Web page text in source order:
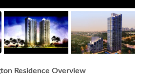
Residence Overview